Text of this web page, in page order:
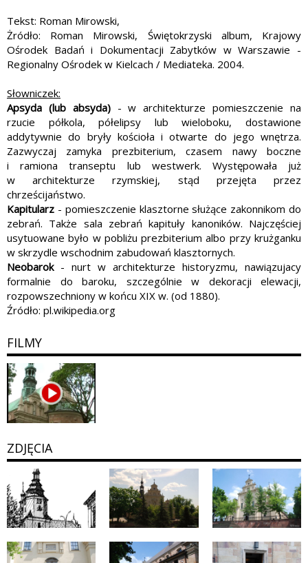
Tekst: Roman Mirowski,
Żródło: Roman Mirowski, Świętokrzyski album, Krajowy
Ośrodek Badań i Dokumentacji Zabytków w Warszawie -
Regionalny Ośrodek w Kielcach / Mediateka. 2004.
Słowniczek:
Apsyda (lub absyda)- w architekturze pomieszczenie na
rzucie półkola, półelipsy lub wieloboku, dostawione
addytywnie do bryły kościoła i otwarte do jego wnętrza.
Zazwyczaj zamyka prezbiterium, czasem nawy boczne
i ramiona transeptu lub westwerk. Występowała już
w architekturze rzymskiej, stąd przejęta przez
chrześcijaństwo.
Kapitularz - pomieszczenie klasztorne służące zakonnikom do
zebrań. Także sala zebrań kapituły kanoników. Najczęściej
usytuowane było w pobliżu prezbiterium albo przy krużganku
w skrzydle wschodnim zabudowań klasztornych.
Neobarok- nurt w architekturze historyzmu, nawiązujacy
formalnie do baroku, szczególnie w dekoracji elewacji,
rozpowszechniony w końcu XIX w. (od 1880).
Źródło: pl.wikipedia.org
FILMY
ZDJĘCIA